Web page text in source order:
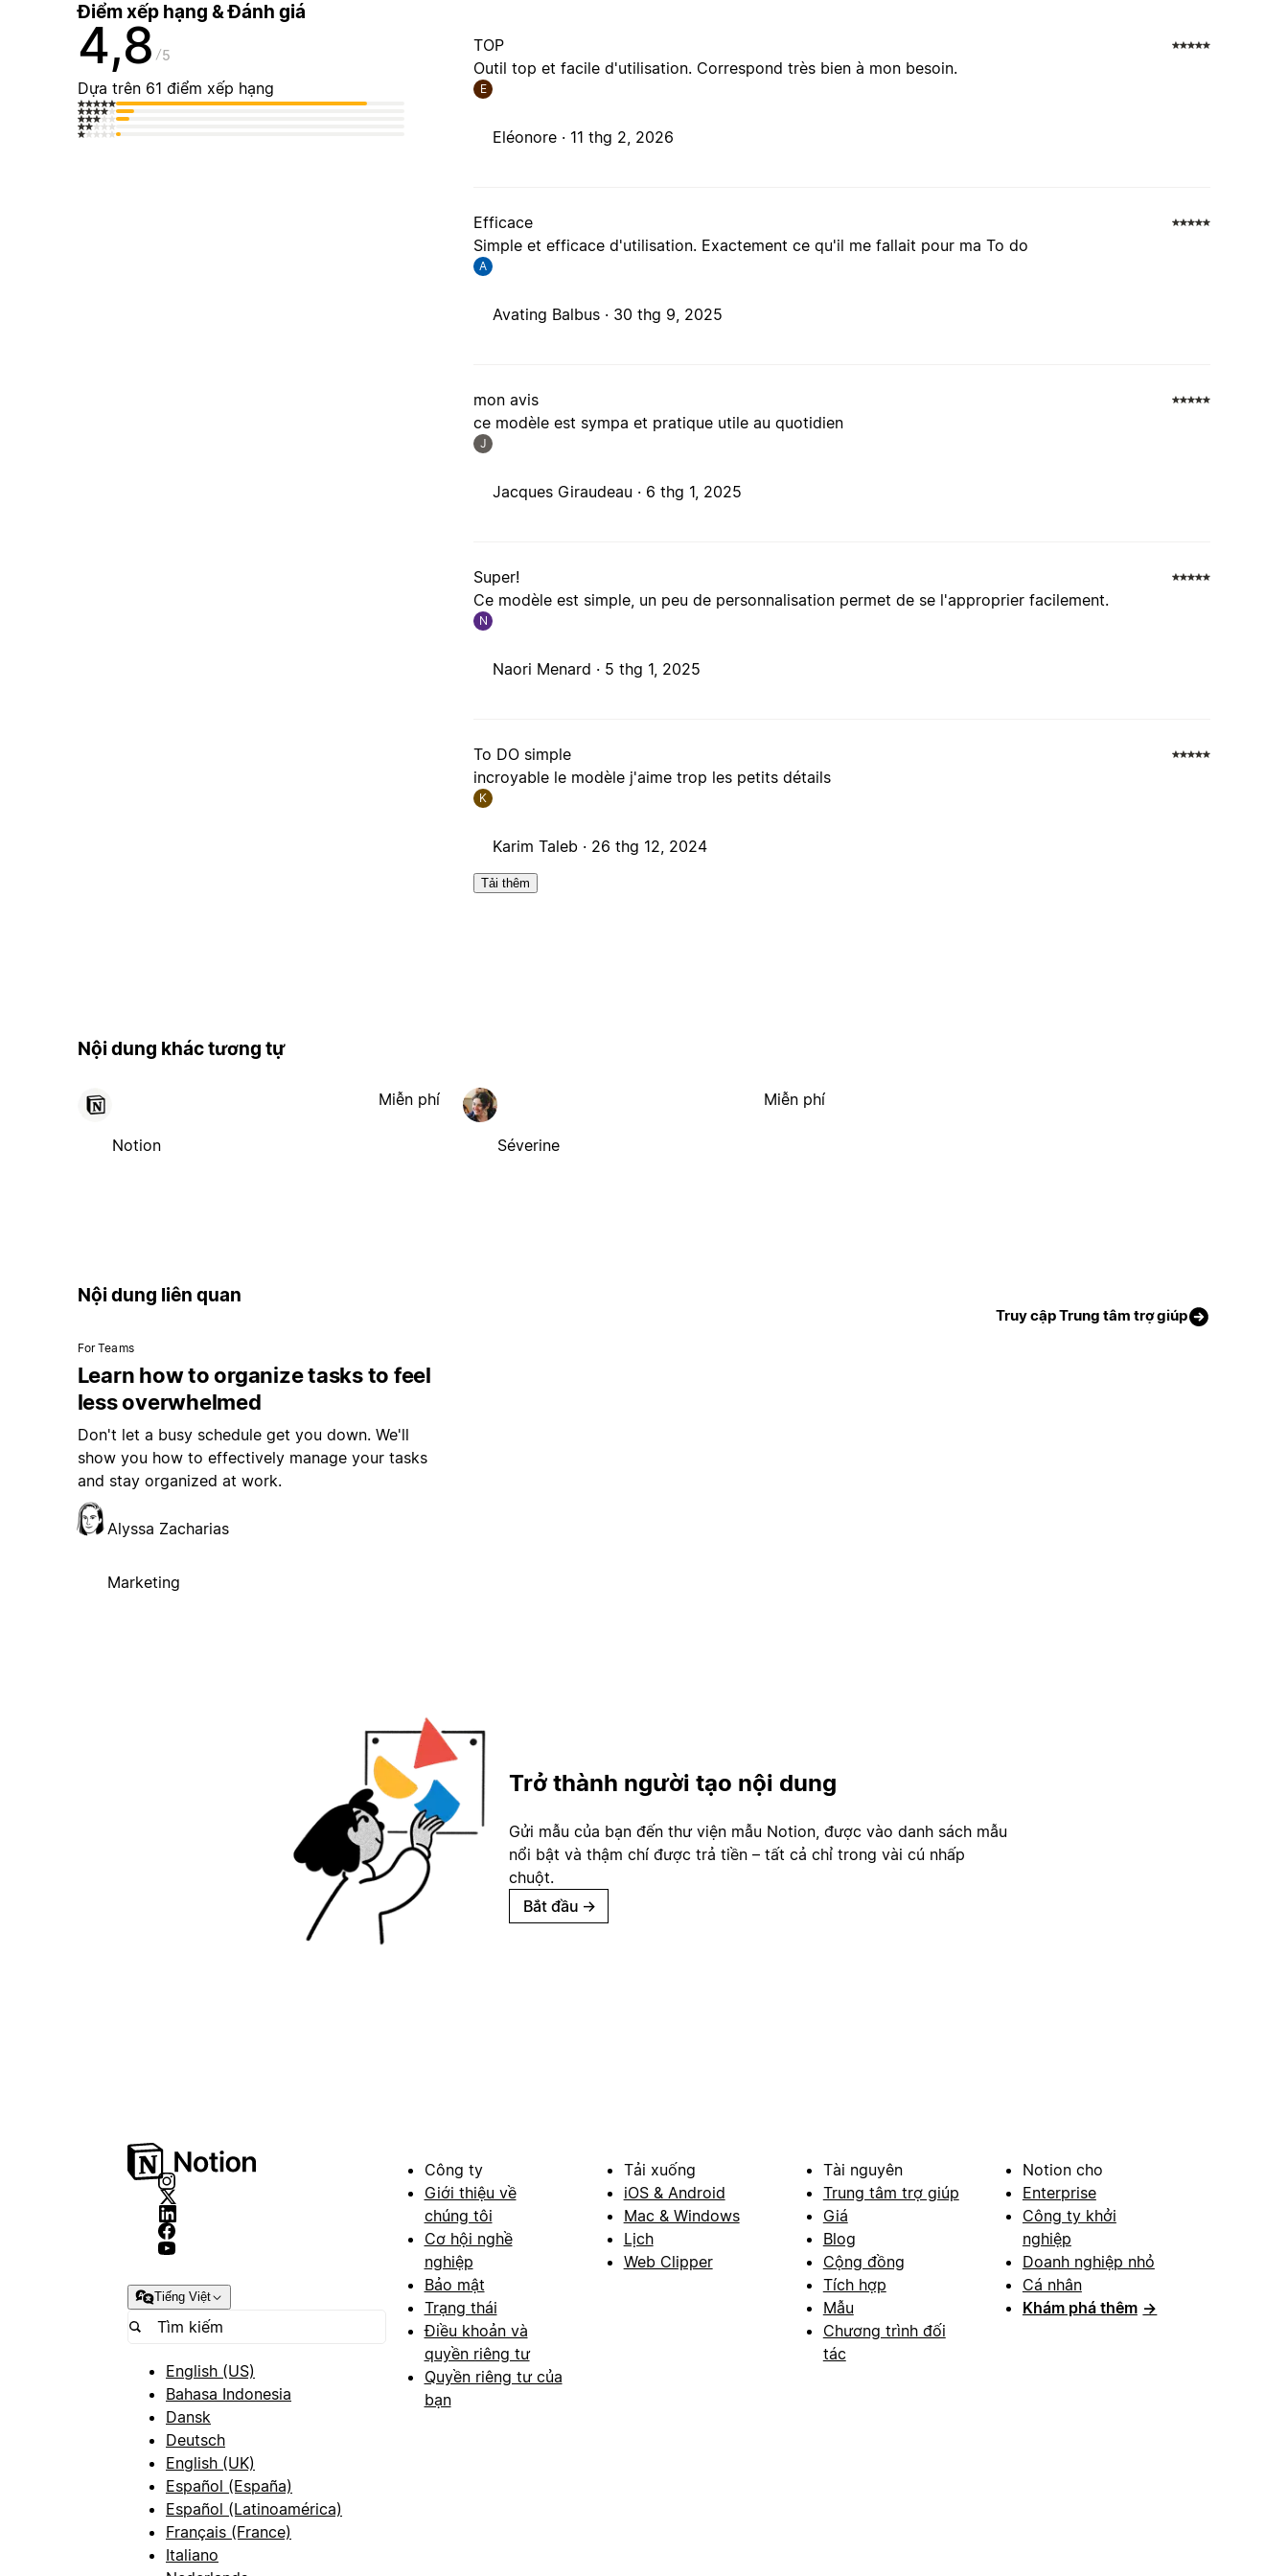
Điểm xếp hạng & Đánh giá
4,8 5
Dựa trên 61 điểm xếp hạng
TOP
Outil top et facile d'utilisation. Correspond très bien à mon besoin.
E
Eléonore · 11 thg 2, 2026
Efficace
Simple et efficace d'utilisation. Exactement ce qu'il me fallait pour ma To do
A
Avating Balbus · 30 thg 9, 2025
mon avis
ce modèle est sympa et pratique utile au quotidien
J
Jacques Giraudeau · 6 thg 1, 2025
Super!
Ce modèle est simple, un peu de personnalisation permet de se l'approprier facilement.
N
Naori Menard · 5 thg 1, 2025
To DO simple
incroyable le modèle j'aime trop les petits détails
K
Karim Taleb · 26 thg 12, 2024
Tải thêm
Nội dung khác tương tự
Notion
Miễn phí
Séverine
Miễn phí
Nội dung liên quan
Truy cập Trung tâm trợ giúp
For Teams
Learn how to organize tasks to feel
less overwhelmed
Don't let a busy schedule get you down. We'll
show you how to effectively manage your tasks
and stay organized at work.
Alyssa Zacharias
Marketing
Trở thành người tạo nội dung
Gửi mẫu của bạn đến thư viện mẫu Notion, được vào danh sách mẫu
nổi bật và thậm chí được trả tiền – tất cả chỉ trong vài cú nhấp
chuột.
Bắt đầu →
Tiếng Việt
English (US)
Bahasa Indonesia
Dansk
Deutsch
English (UK)
Español (España)
Español (Latinoamérica)
Français (France)
Italiano
Công ty
Giới thiệu về
chúng tôi
Cơ hội nghề
nghiệp
Bảo mật
Trạng thái
Điều khoản và
quyền riêng tư
Quyền riêng tư của
bạn
Tải xuống
iOS & Android
Mac & Windows
Lịch
Web Clipper
Tài nguyên
Trung tâm trợ giúp
Giá
Blog
Cộng đồng
Tích hợp
Mẫu
Chương trình đối
tác
Notion cho
Enterprise
Công ty khởi
nghiệp
Doanh nghiệp nhỏ
Cá nhân
Khám phá thêm →